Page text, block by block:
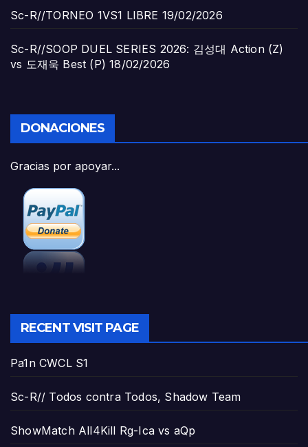
Sc-R//TORNEO 1VS1 LIBRE 19/02/2026
Sc-R//SOOP DUEL SERIES 2026: 김성대 Action (Z)
vs 도재욱 Best (P) 18/02/2026
DONACIONES
Gracias por apoyar...
RECENT VISIT PAGE
Pa1n CWCL S1
Sc-R// Todos contra Todos, Shadow Team
ShowMatch All4Kill Rg-Ica vs aQp